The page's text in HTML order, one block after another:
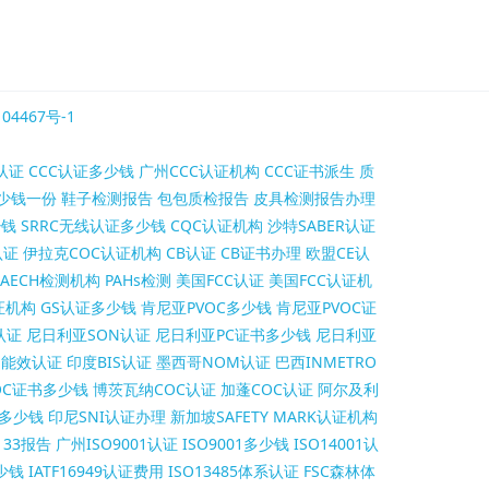
号-1
证 CCC认证多少钱 广州CCC认证机构 CCC证书派生 质
钱一份 鞋子检测报告 包包质检报告 皮具检测报告办理
SRRC无线认证多少钱 CQC认证机构 沙特SABER认证
伊拉克COC认证机构 CB认证 CB证书办理 欧盟CE认
检测机构 PAHs检测 美国FCC认证 美国FCC认证机
机构 GS认证多少钱 肯尼亚PVOC多少钱 肯尼亚PVOC证
证 尼日利亚SON认证 尼日利亚PC证书多少钱 尼日利亚
效认证 印度BIS认证 墨西哥NOM认证 巴西INMETRO
证书多少钱 博茨瓦纳COC认证 加蓬COC认证 阿尔及利
少钱 印尼SNI认证办理 新加坡SAFETY MARK认证机构
报告 广州ISO9001认证 ISO9001多少钱 ISO14001认
钱 IATF16949认证费用 ISO13485体系认证 FSC森林体